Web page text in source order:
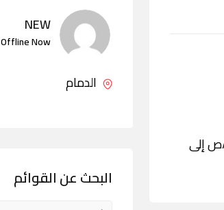
الثلاثاء، ٨:٠٠ص إلى ١٠:٣٠م; الأربعاء، ٨:٠٠ص إلى ١٠:٣٠م; الخميس، ٨:٠٠ص إلى ١٠:٣٠م; الجمعة، ٨:٠٠ص إلى
NEW
Offline Now
الدمام
البحث عن القوائم